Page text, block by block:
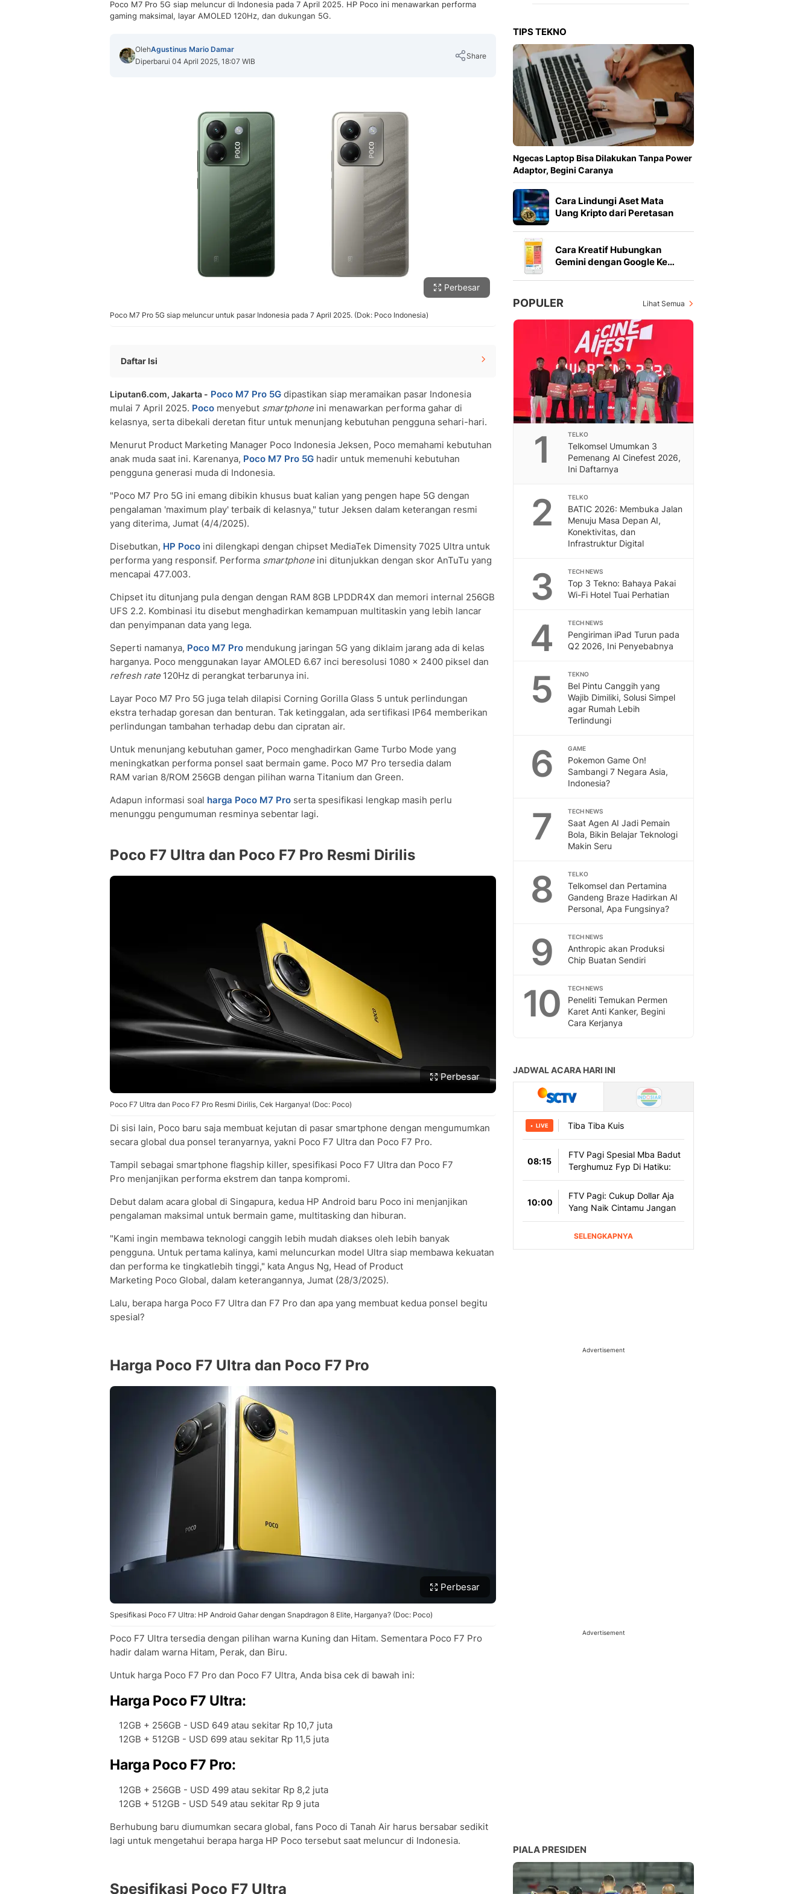
Poco M7 Pro 5G siap meluncur di Indonesia pada 7 April 2025. HP Poco ini menawarkan performa
gaming maksimal, layar AMOLED 120Hz, dan dukungan 5G.
OlehAgustinus Mario Damar
Diperbarui 04 April 2025, 18:07 WIB
Share
Perbesar
Poco M7 Pro 5G siap meluncur untuk pasar Indonesia pada 7 April 2025. (Dok: Poco Indonesia)
Daftar Isi
Harga Poco F7 Ultra dan Poco F7 Pro
Harga Poco F7 Ultra:
Harga Poco F7 Pro:
Spesifikasi Poco F7 Ultra
Liputan6.com, Jakarta - Poco M7 Pro 5G dipastikan siap meramaikan pasar Indonesia
mulai 7 April 2025. Poco menyebut smartphoneini menawarkan performa gahar di
kelasnya, serta dibekali deretan fitur untuk menunjang kebutuhan pengguna sehari-hari.
Menurut Product Marketing Manager Poco Indonesia Jeksen, Poco memahami kebutuhan
anak muda saat ini. Karenanya, Poco M7 Pro 5G hadir untuk memenuhi kebutuhan
pengguna generasi muda di Indonesia.
"Poco M7 Pro 5G ini emang dibikin khusus buat kalian yang pengen hape 5G dengan
pengalaman 'maximum play' terbaik di kelasnya," tutur Jeksen dalam keterangan resmi
yang diterima, Jumat (4/4/2025).
Disebutkan, HP Poco ini dilengkapi dengan chipset MediaTek Dimensity 7025 Ultra untuk
performa yang responsif. Performa smartphoneini ditunjukkan dengan skor AnTuTu yang
mencapai 477.003.
Chipset itu ditunjang pula dengan dengan RAM 8GB LPDDR4X dan memori internal 256GB
UFS 2.2. Kombinasi itu disebut menghadirkan kemampuan multitaskin yang lebih lancar
dan penyimpanan data yang lega.
Seperti namanya, Poco M7 Pro mendukung jaringan 5G yang diklaim jarang ada di kelas
harganya. Poco menggunakan layar AMOLED 6.67 inci beresolusi 1080 x 2400 piksel dan
refresh rate120Hz di perangkat terbarunya ini.
Layar Poco M7 Pro 5G juga telah dilapisi Corning Gorilla Glass 5 untuk perlindungan
ekstra terhadap goresan dan benturan. Tak ketinggalan, ada sertifikasi IP64 memberikan
perlindungan tambahan terhadap debu dan cipratan air.
Untuk menunjang kebutuhan gamer, Poco menghadirkan Game Turbo Mode yang
meningkatkan performa ponsel saat bermain game. Poco M7 Pro tersedia dalam
RAM varian 8/ROM 256GB dengan pilihan warna Titanium dan Green.
Adapun informasi soal harga Poco M7 Pro serta spesifikasi lengkap masih perlu
menunggu pengumuman resminya sebentar lagi.
Poco F7 Ultra dan Poco F7 Pro Resmi Dirilis
Perbesar
Poco F7 Ultra dan Poco F7 Pro Resmi Dirilis, Cek Harganya! (Doc: Poco)
Di sisi lain, Poco baru saja membuat kejutan di pasar smartphone dengan mengumumkan
secara global dua ponsel teranyarnya, yakni Poco F7 Ultra dan Poco F7 Pro.
Tampil sebagai smartphone flagship killer, spesifikasi Poco F7 Ultra dan Poco F7
Pro menjanjikan performa ekstrem dan tanpa kompromi.
Debut dalam acara global di Singapura, kedua HP Android baru Poco ini menjanjikan
pengalaman maksimal untuk bermain game, multitasking dan hiburan.
"Kami ingin membawa teknologi canggih lebih mudah diakses oleh lebih banyak
pengguna. Untuk pertama kalinya, kami meluncurkan model Ultra siap membawa kekuatan
dan performa ke tingkatlebih tinggi," kata Angus Ng, Head of Product
Marketing Poco Global, dalam keterangannya, Jumat (28/3/2025).
Lalu, berapa harga Poco F7 Ultra dan F7 Pro dan apa yang membuat kedua ponsel begitu
spesial?
Harga Poco F7 Ultra dan Poco F7 Pro
Perbesar
Spesifikasi Poco F7 Ultra: HP Android Gahar dengan Snapdragon 8 Elite, Harganya? (Doc: Poco)
Poco F7 Ultra tersedia dengan pilihan warna Kuning dan Hitam. Sementara Poco F7 Pro
hadir dalam warna Hitam, Perak, dan Biru.
Untuk harga Poco F7 Pro dan Poco F7 Ultra, Anda bisa cek di bawah ini:
Harga Poco F7 Ultra:
12GB + 256GB - USD 649 atau sekitar Rp 10,7 juta
12GB + 512GB - USD 699 atau sekitar Rp 11,5 juta
Harga Poco F7 Pro:
12GB + 256GB - USD 499 atau sekitar Rp 8,2 juta
12GB + 512GB - USD 549 atau sekitar Rp 9 juta
Berhubung baru diumumkan secara global, fans Poco di Tanah Air harus bersabar sedikit
lagi untuk mengetahui berapa harga HP Poco tersebut saat meluncur di Indonesia.
Spesifikasi Poco F7 Ultra
TIPS TEKNO
Ngecas Laptop Bisa Dilakukan Tanpa Power
Adaptor, Begini Caranya
Cara Lindungi Aset Mata
Uang Kripto dari Peretasan
Cara Kreatif Hubungkan
Gemini dengan Google Ke…
POPULER Lihat Semua
1 TELKO
Telkomsel Umumkan 3
Pemenang AI Cinefest 2026,
Ini Daftarnya
2 TELKO
BATIC 2026: Membuka Jalan
Menuju Masa Depan AI,
Konektivitas, dan
Infrastruktur Digital
3 TECH NEWS
Top 3 Tekno: Bahaya Pakai
Wi-Fi Hotel Tuai Perhatian
4 TECH NEWS
Pengiriman iPad Turun pada
Q2 2026, Ini Penyebabnya
5 TEKNO
Bel Pintu Canggih yang
Wajib Dimiliki, Solusi Simpel
agar Rumah Lebih
Terlindungi
6 GAME
Pokemon Game On!
Sambangi 7 Negara Asia,
Indonesia?
7 TECH NEWS
Saat Agen AI Jadi Pemain
Bola, Bikin Belajar Teknologi
Makin Seru
8 TELKO
Telkomsel dan Pertamina
Gandeng Braze Hadirkan AI
Personal, Apa Fungsinya?
9 TECH NEWS
Anthropic akan Produksi
Chip Buatan Sendiri
10 TECH NEWS
Peneliti Temukan Permen
Karet Anti Kanker, Begini
Cara Kerjanya
Advertisement
Advertisement
PIALA PRESIDEN